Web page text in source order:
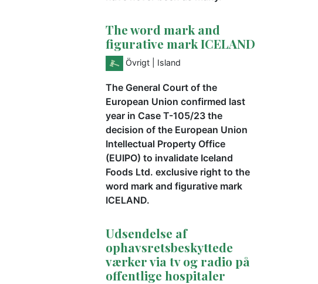
The word mark and
figurative mark ICELAND
Övrigt | Island
The General Court of the
European Union confirmed last
year in Case T-105/23 the
decision of the European Union
Intellectual Property Office
(EUIPO) to invalidate Iceland
Foods Ltd. exclusive right to the
word mark and figurative mark
ICELAND.
Udsendelse af
ophavsretsbeskyttede
værker via tv og radio på
offentlige hospitaler